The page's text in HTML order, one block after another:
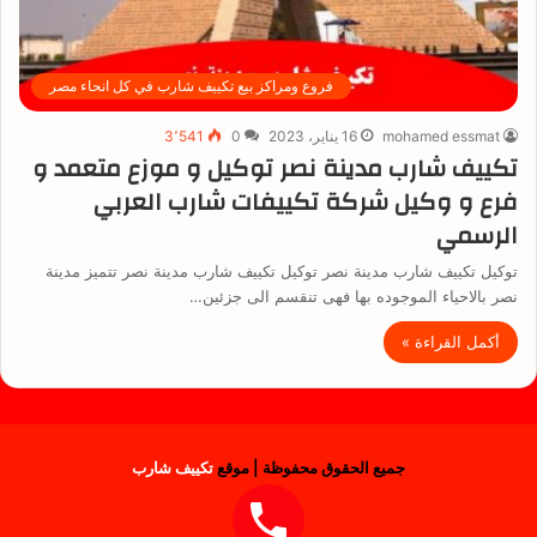
فروع ومراكز بيع تكييف شارب في كل انحاء مصر
mohamed essmat 16 يناير، 2023 0 3٬541
تكييف شارب مدينة نصر توكيل و موزع متعمد و
فرع و وكيل شركة تكييفات شارب العربي
الرسمي
توكيل تكييف شارب مدينة نصر توكيل تكييف شارب مدينة نصر تتميز مدينة
نصر بالاحياء الموجوده بها فهى تنقسم الى جزئين…
أكمل القراءة »
جميع الحقوق محفوظة | موقعتكييف شارب
فيسبوك